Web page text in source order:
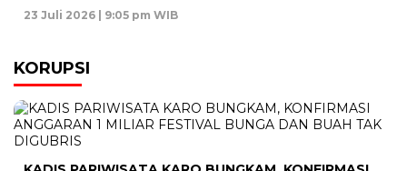
23 Juli 2026 | 9:05 pm WIB
KORUPSI